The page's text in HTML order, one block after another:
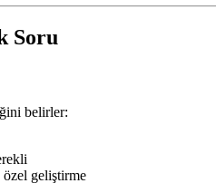
Soru
belirler:
geliştirme